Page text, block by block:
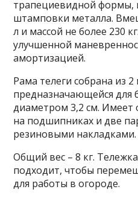
трапециевидной формы,
штамповки металла.
л и массой не более 230
улучшенной
амортизацией.
Рама телеги собрана из
предназначающейся для
диаметром 3,2 см. Имеет
на подшипниках и две
резиновыми накладками.
Общий вес – 8 кг.
подходит, чтобы
для работы в огороде.